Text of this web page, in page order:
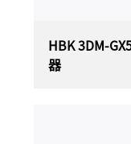
HBK 3DM-
器